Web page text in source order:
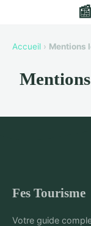
📰
Accueil › Mentions
Fes Tourisme
Votre guide